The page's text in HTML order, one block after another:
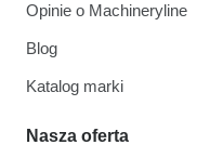
Opinie o Machineryline
Blog
Katalog marki
Nasza oferta